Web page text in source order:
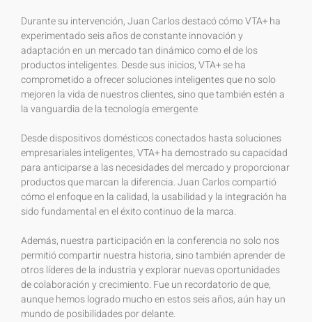
Durante su intervención, Juan Carlos destacó cómo VTA+ ha
experimentado seis años de constante innovación y
adaptación en un mercado tan dinámico como el de los
productos inteligentes. Desde sus inicios, VTA+ se ha
comprometido a ofrecer soluciones inteligentes que no solo
mejoren la vida de nuestros clientes, sino que también estén a
la vanguardia de la tecnología emergente
Desde dispositivos domésticos conectados hasta soluciones
empresariales inteligentes, VTA+ ha demostrado su capacidad
para anticiparse a las necesidades del mercado y proporcionar
productos que marcan la diferencia. Juan Carlos compartió
cómo el enfoque en la calidad, la usabilidad y la integración ha
sido fundamental en el éxito continuo de la marca.
Además, nuestra participación en la conferencia no solo nos
permitió compartir nuestra historia, sino también aprender de
otros líderes de la industria y explorar nuevas oportunidades
de colaboración y crecimiento. Fue un recordatorio de que,
aunque hemos logrado mucho en estos seis años, aún hay un
mundo de posibilidades por delante.